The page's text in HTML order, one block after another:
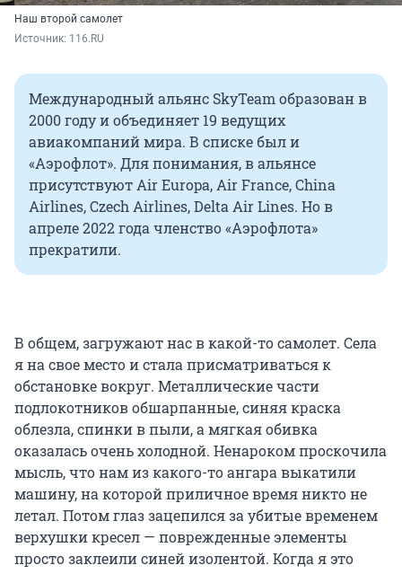
Наш второй самолет
Источник: 116.RU
Международный альянс SkyTeam образован в
2000 году и объединяет 19 ведущих
авиакомпаний мира. В списке был и
«Аэрофлот». Для понимания, в альянсе
присутствуют Air Europa, Air France, China
Airlines, Czech Airlines, Delta Air Lines. Но в
апреле 2022 года членство «Аэрофлота»
прекратили.
В общем, загружают нас в какой-то самолет. Села
я на свое место и стала присматриваться к
обстановке вокруг. Металлические части
подлокотников обшарпанные, синяя краска
облезла, спинки в пыли, а мягкая обивка
оказалась очень холодной. Ненароком проскочила
мысль, что нам из какого-то ангара выкатили
машину, на которой приличное время никто не
летал. Потом глаз зацепился за убитые временем
верхушки кресел — поврежденные элементы
просто заклеили синей изолентой. Когда я это